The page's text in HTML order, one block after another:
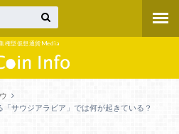
権型仮想通貨Media
サウジアラビア」では何が起きている？